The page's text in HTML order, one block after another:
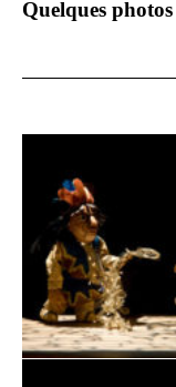
Quelques